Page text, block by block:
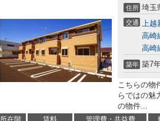
住所 埼玉
交通 上越
高崎
高崎
築年 築7
こちらの物
らではの魅
の物件...
所在階 賃料 管理費・共益費